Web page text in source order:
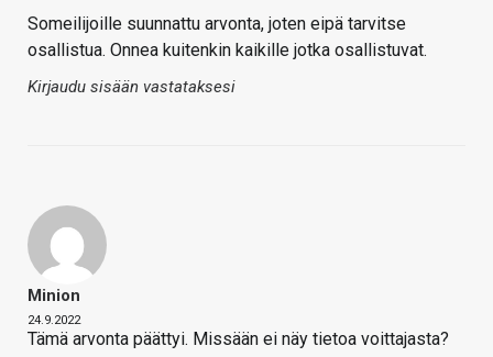
Someilijoille suunnattu arvonta, joten eipä tarvitse
osallistua. Onnea kuitenkin kaikille jotka osallistuvat.
Kirjaudu sisään vastataksesi
Minion
24.9.2022
Tämä arvonta päättyi. Missään ei näy tietoa voittajasta?